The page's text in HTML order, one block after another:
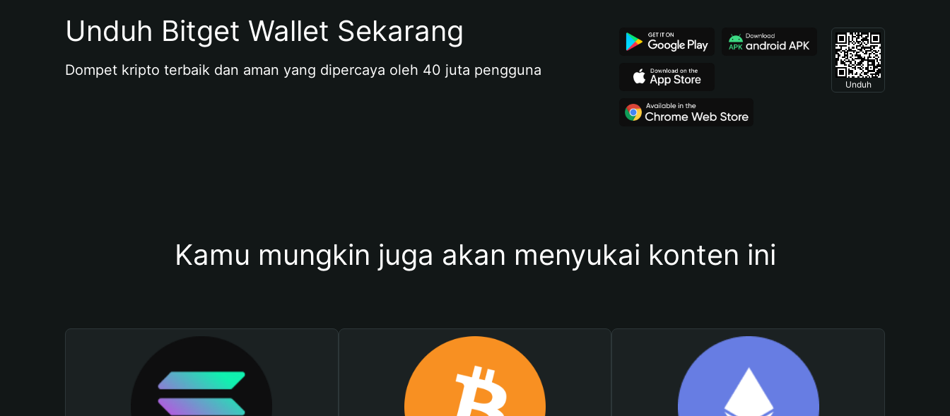
Unduh Bitget Wallet Sekarang
Dompet kripto terbaik dan aman yang dipercaya oleh 40 juta pengguna
Unduh
Kamu mungkin juga akan menyukai konten ini